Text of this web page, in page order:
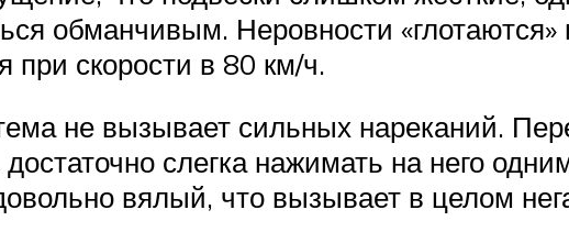
обманчивым. Неровности «глотаются»
при скорости в 80 км/ч.
не вызывает сильных нареканий.
слегка нажимать на него
вялый, что вызывает в целом